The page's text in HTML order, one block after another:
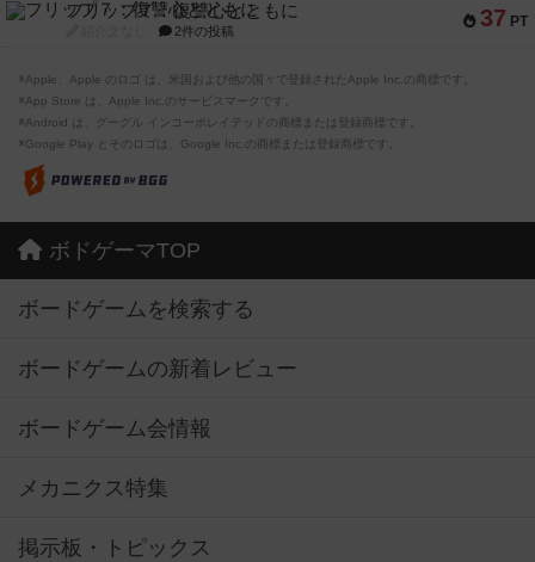
37 PT
フリップ７：復讐心とともに
2件の投稿
※Apple、Apple のロゴ は、米国および他の国々で登録されたApple Inc.の商標です。
※App Store は、Apple Inc.のサービスマークです。
※Android は、グーグル インコーポレイテッドの商標または登録商標です。
※Google Play とそのロゴは、Google Inc.の商標または登録商標です。
ボドゲーマTOP
ボードゲームを検索する
ボードゲームの新着レビュー
ボードゲーム会情報
メカニクス特集
掲示板・トピックス